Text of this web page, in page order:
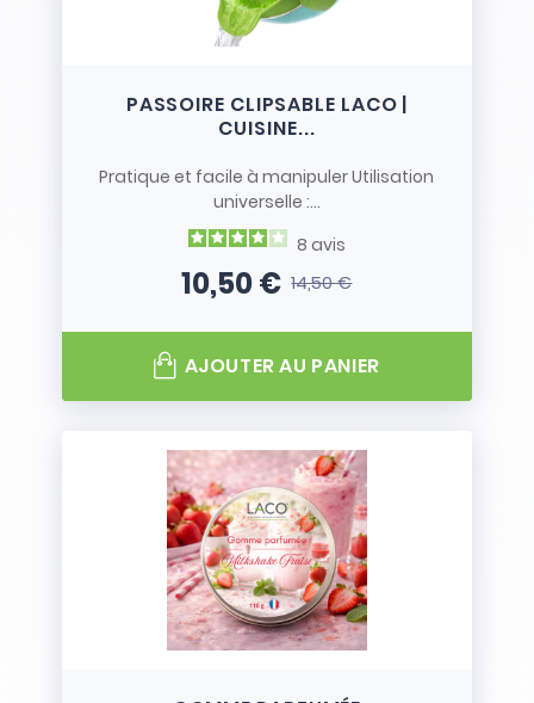
PASSOIRE CLIPSABLE LACO |
CUISINE...
Pratique et facile à manipuler Utilisation
universelle :...
8 avis
Prix
10,50 €Prix de base
14,50 €
AJOUTER AU PANIER